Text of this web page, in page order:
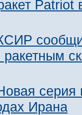
Patriot
ракетным
серия
Ирана